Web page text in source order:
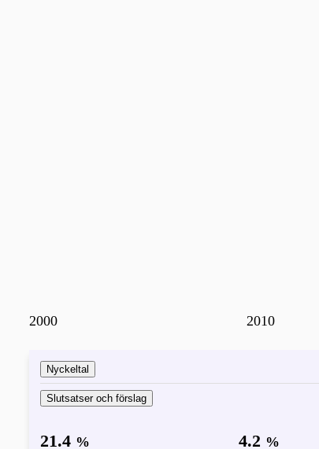
2000 2010
Nyckeltal
Slutsatser och förslag
21.4 % 4.2 %